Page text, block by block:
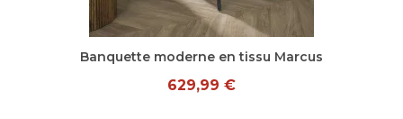
Aperçu rapide
Banquette moderne en tissu Marcus
629,99 €